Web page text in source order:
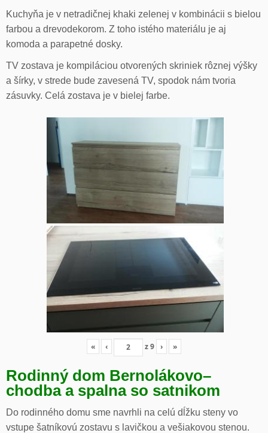
Kuchyňa je v netradičnej khaki zelenej v kombinácii s bielou
farbou a drevodekorom. Z toho istého materiálu je aj
komoda a parapetné dosky.
TV zostava je kompiláciou otvorených skriniek rôznej výšky
a šírky, v strede bude zavesená TV, spodok nám tvoria
zásuvky. Celá zostava je v bielej farbe.
« ‹ z9 › »
Rodinný dom Bernolákovo–
chodba a spalna so satnikom
Do rodinného domu sme navrhli na celú dĺžku steny vo
vstupe šatníkovú zostavu s lavičkou a vešiakovou stenou.